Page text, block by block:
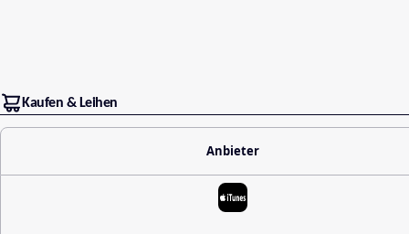
Kaufen & Leihen
Anbieter